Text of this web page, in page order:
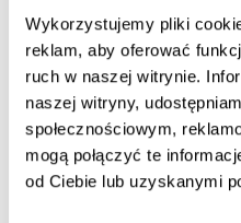
Wykorzystujemy pliki
reklam, aby oferować
ruch w naszej witrynie.
naszej witryny,
społecznościowym,
mogą połączyć te
od Ciebie lub uzyskanymi
29.00
Kolekcja:
Stilo
Stan produktu:
samodzielny montaż